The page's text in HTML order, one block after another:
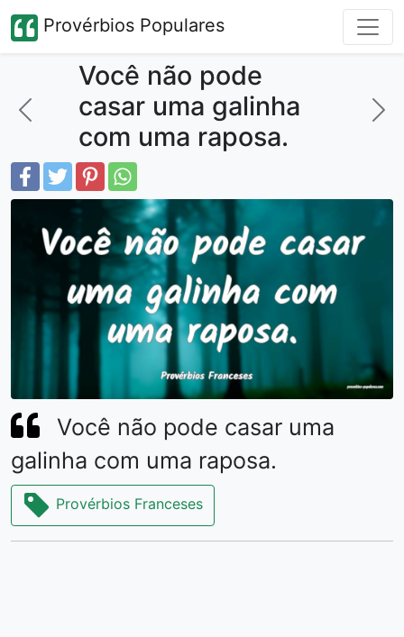
Provérbios Populares
Você não pode
casar uma galinha
com uma raposa.
Você não pode casar uma
galinha com uma raposa.
Provérbios Franceses